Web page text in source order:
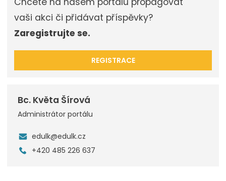
vaši akci či přidávat příspěvky?
Zaregistrujte se.
REGISTRACE
Bc. Květa Šírová
Administrátor portálu
edulk@edulk.cz
+420 485 226 637